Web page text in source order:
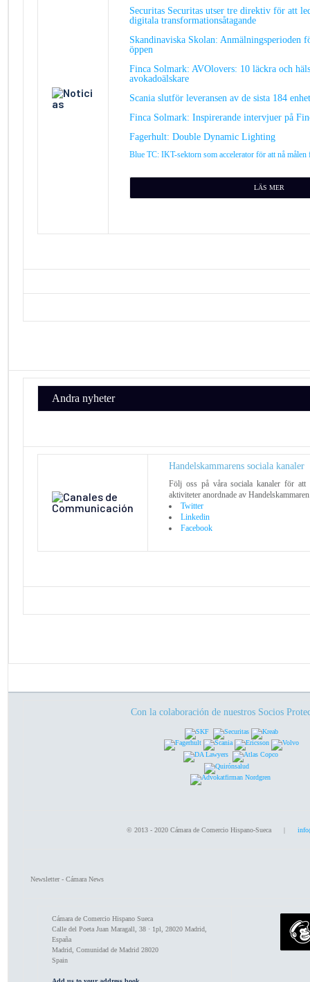
Securitas Securitas utser tre direktiv för att
digitala transformationsåtagande
Skandinaviska Skolan: Anmälningsperioden
öppen
Finca Solmark: AVOlovers: 10 läckra och
avokadoälskare
Scania slutför leveransen av de sista 184
Finca Solmark: Inspirerande intervjuer på
Fagerhult: Double Dynamic Lighting
Blue TC: IKT-sektorn som accelerator för att nå
LÄS MER
Andra nyheter
Handelskammarens sociala kanaler
Följ oss på våra sociala kanaler för
aktiviteter anordnade av
Twitter
Linkedin
Facebook
Con la colaboración de nuestros Socios
© 2013 - 2020 Cámara de Comercio Hispano-Sueca |
Newsletter - Cámara News
Cámara de Comercio Hispano Sueca
Calle del Poeta Juan Maragall, 38 · 1pl, 28020 Madrid,
España
Madrid ,Comunidad de Madrid 28020
Spain